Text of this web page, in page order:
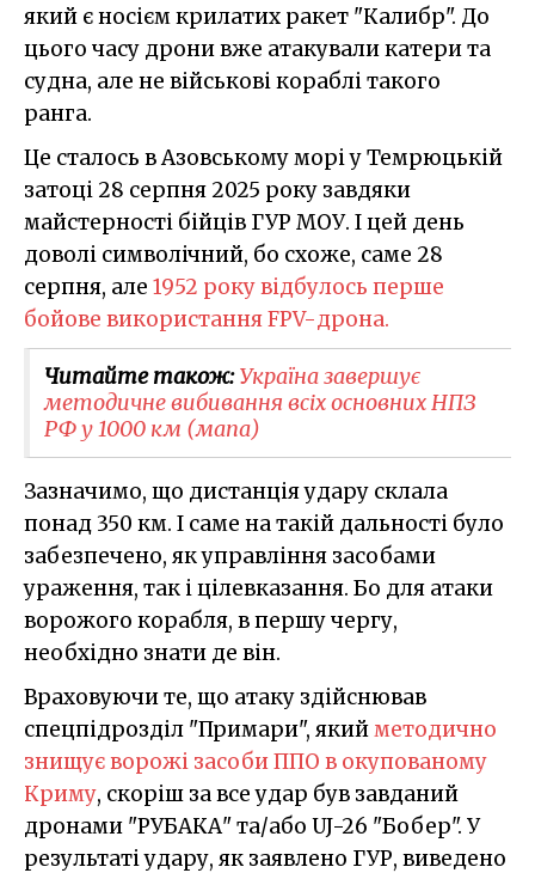
який є носієм крилатих ракет "Калибр". До
цього часу дрони вже атакували катери та
судна, але не військові кораблі такого
ранга.
Це сталось в Азовському морі у Темрюцькій
затоці 28 серпня 2025 року завдяки
майстерності бійців ГУР МОУ. І цей день
доволі символічний, бо схоже, саме 28
серпня, але 1952 року відбулось перше
бойове використання FPV-дрона.
Читайте також:Україна завершує
методичне вибивання всіх основних НПЗ
РФ у 1000 км (мапа)
Зазначимо, що дистанція удару склала
понад 350 км. І саме на такій дальності було
забезпечено, як управління засобами
ураження, так і цілевказання. Бо для атаки
ворожого корабля, в першу чергу,
необхідно знати де він.
Враховуючи те, що атаку здійснював
спецпідрозділ "Примари", якийметодично
знищує ворожі засоби ППО в окупованому
Криму, скоріш за все удар був завданий
дронами "РУБАКА" та/або UJ-26 "Бобер". У
результаті удару, як заявлено ГУР, виведено